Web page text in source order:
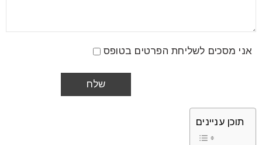
אני מסכים לשליחת הפרטים בטופס
תוכן עניינים